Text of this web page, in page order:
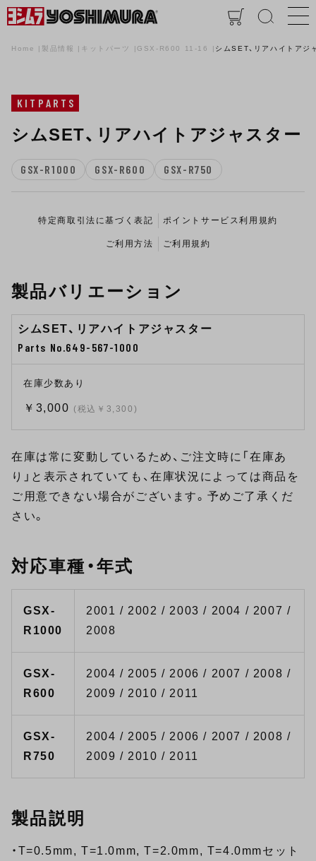
Home 製品情報 キットパーツ GSX-R600 11-16 シムSET、リアハイトアジ
KITPARTS
シムSET、リアハイトアジャスター
GSX-R1000 GSX-R600 GSX-R750
特定商取引法に基づく表記 ポイントサービス利用規約
ご利用方法 ご利用規約
製品バリエーション
シムSET、リアハイトアジャスター
Parts No.649-567-1000
在庫少数あり
￥3,000 (税込￥3,300)
在庫は常に変動しているため、ご注文時に「在庫あ
り」と表示されていても、在庫状況によっては商品を
ご用意できない場合がございます。予めご了承くだ
さい。
対応車種・年式
GSX-
R1000
2001 / 2002 / 2003 / 2004 / 2007 /
2008
GSX-
R600
2004 / 2005 / 2006 / 2007 / 2008 /
2009 / 2010 / 2011
GSX-
R750
2004 / 2005 / 2006 / 2007 / 2008 /
2009 / 2010 / 2011
製品説明
・T=0.5mm, T=1.0mm, T=2.0mm, T=4.0mmセット